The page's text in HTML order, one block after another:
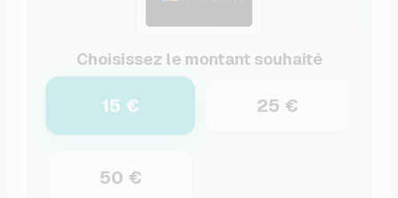
Choisissez le montant souhaité
15 € 25 €
50 €